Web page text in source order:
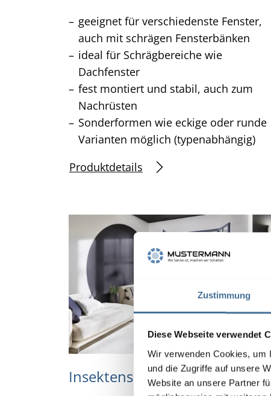
Zustimmung
Diese Webseite verwendet
Wir verwenden Cookies, um
und die Zugriffe auf unsere
Website an unsere Partner
geeignet für verschiedenste Fenster,
auch mit schrägen Fensterbänken
ideal für Schrägbereiche wie
Dachfenster
fest montiert und stabil, auch zum
Nachrüsten
Sonderformen wie eckige oder runde
Varianten möglich (typenabhängig)
Produktdetails
Insektenschutz-Drehtür